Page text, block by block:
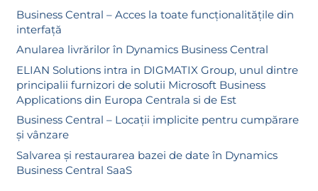
Business Central – Acces la toate funcționalitățile din
interfață
Anularea livrărilor în Dynamics Business Central
ELIAN Solutions intra in DIGMATIX Group, unul dintre
principalii furnizori de solutii Microsoft Business
Applications din Europa Centrala si de Est
Business Central – Locații implicite pentru cumpărare
și vânzare
Salvarea și restaurarea bazei de date în Dynamics
Business Central SaaS